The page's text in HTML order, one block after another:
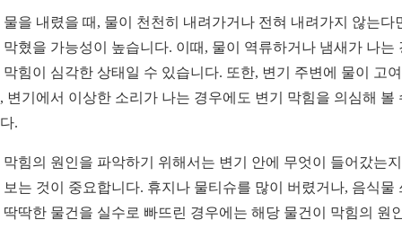
물을 내렸을 때, 물이 천천히 내려가거나 전혀 내려가지 않는다
막혔을 가능성이 높습니다. 이때, 물이 역류하거나 냄새가 나는
막힘이 심각한 상태일 수 있습니다. 또한, 변기 주변에 물이 고
변기에서 이상한 소리가 나는 경우에도 변기 막힘을 의심해 볼
.
막힘의 원인을 파악하기 위해서는 변기 안에 무엇이 들어갔는
보는 것이 중요합니다. 휴지나 물티슈를 많이 버렸거나, 음식물
딱딱한 물건을 실수로 빠뜨린 경우에는 해당 물건이 막힘의 원